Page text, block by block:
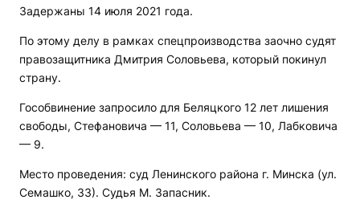
Задержаны 14 июля 2021 года.
По этому делу в рамках спецпроизводства заочно судят
правозащитника Дмитрия Соловьева, который покинул
страну.
Гособвинение запросило для Беляцкого 12 лет лишения
свободы, Стефановича — 11, Соловьева — 10, Лабковича
— 9.
Место проведения: суд Ленинского района г. Минска (ул.
Семашко, 33). Судья М. Запасник.